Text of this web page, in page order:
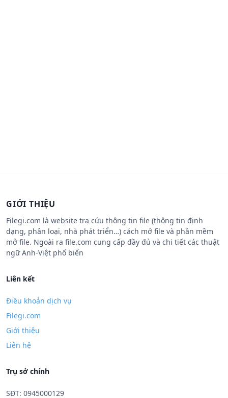
GIỚI THIỆU
Filegi.com là website tra cứu thông tin file (thông tin định
dạng, phân loại, nhà phát triển…) cách mở file và phần mềm
mở file. Ngoài ra file.com cung cấp đầy đủ và chi tiết các thuật
ngữ Anh-Việt phổ biến
Liên kết
Điều khoản dịch vụ
Filegi.com
Giới thiệu
Liên hệ
Trụ sở chính
SĐT: 0945000129